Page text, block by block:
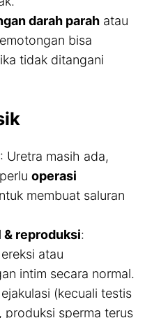
darah parah atau
bisa
tidak ditangani
: Uretra masih ada,
operasi
membuat saluran
& reproduksi:
atau
intim secara normal.
(kecuali testis
produksi sperma terus